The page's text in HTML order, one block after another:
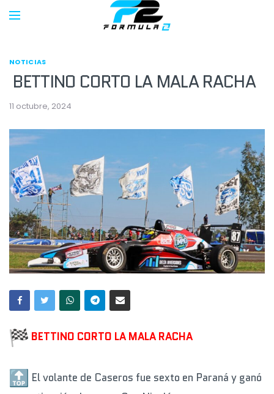
NOTICIAS
BETTINO CORTO LA MALA RACHA
11 octubre, 2024
BETTINO CORTO LA MALA RACHA
El volante de Caseros fue sexto en Paraná y ganó